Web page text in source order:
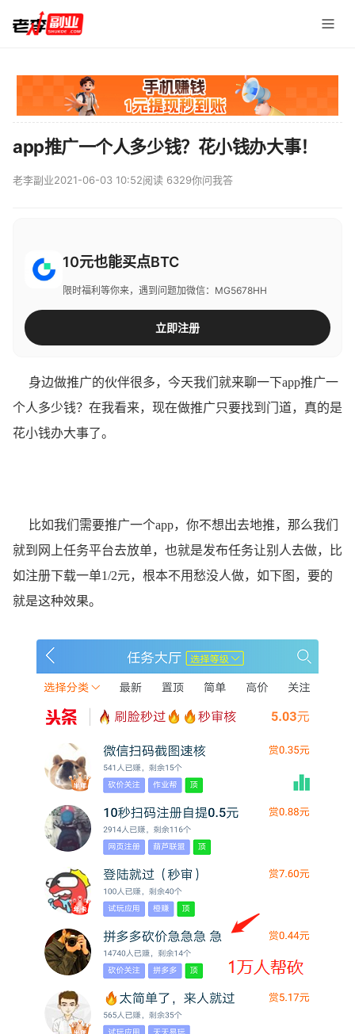
app推广一个人多少钱？花小钱办大事！
老李副业2021-06-03 10:52阅读 6329你问我答
10元也能买点BTC
限时福利等你来，遇到问题加微信：MG5678HH
立即注册
身边做推广的伙伴很多，今天我们就来聊一下app推广一
个人多少钱？在我看来，现在做推广只要找到门道，真的是
花小钱办大事了。
比如我们需要推广一个app，你不想出去地推，那么我们
就到网上任务平台去放单，也就是发布任务让别人去做，比
如注册下载一单1/2元，根本不用愁没人做，如下图，要的
就是这种效果。